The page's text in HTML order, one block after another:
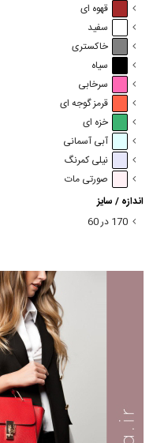
قهوه ای
سفید
خاکستری
سیاه
سرخابی
قرمز گوجه ای
خزه ای
آبی آسمانی
نیلی کمرنگ
صورتی مات
اندازه / سایز
170 در 60